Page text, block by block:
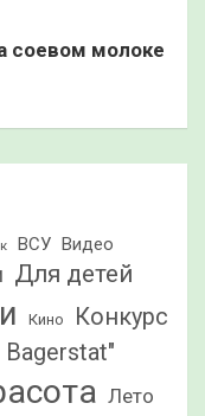
соевом молоке
ВСУ Видео
Для детей
Кино
Конкурс
Лето